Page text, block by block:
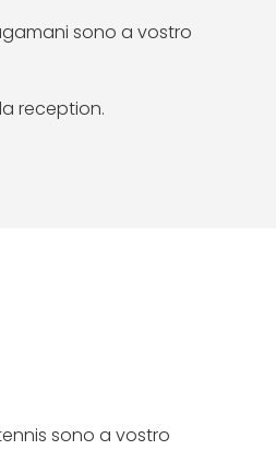
sono a vostro
reception.
sono a vostro